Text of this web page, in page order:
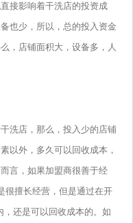
接影响着干洗店的投资成
也少，所以，总的投入资金
，店铺面积大，设备多，人
洗店，那么，投入少的店铺
以外，多久可以回收成本，
言，如果加盟商很善于经
很擅长经营，但是通过在开
还是可以回收成本的。如